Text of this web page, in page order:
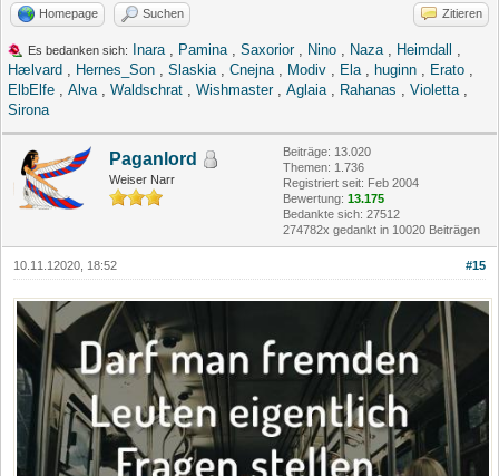
Homepage Suchen Zitieren
Es bedanken sich: Inara, Pamina, Saxorior, Nino , Naza, Heimdall
,
Hælvard , Hernes_Son , Slaskia, Cnejna, Modiv , Ela, huginn , Erato ,
ElbElfe , Alva, Waldschrat , Wishmaster, Aglaia, Rahanas , Violetta,
Sirona
Paganlord
Weiser Narr
Beiträge: 13.020
Themen: 1.736
Registriert seit: Feb 2004
Bewertung: 13.175
Bedankte sich: 27512
274782x gedankt in 10020 Beiträgen
#15
10.11.12020, 18:52